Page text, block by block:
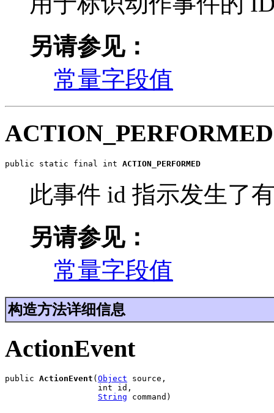
另请参见：
常量字段值
ACTION_PERFORMED
public static final int ACTION_PERFORMED
此事件 id 指示发生了
另请参见：
常量字段值
构造方法详细信息
ActionEvent
public ActionEvent ( Object source,
                   int id,
String command)